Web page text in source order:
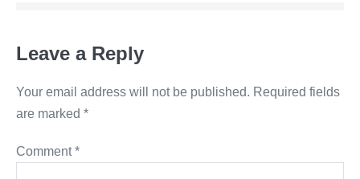
Leave a Reply
Your email address will not be published. Required fields
are marked *
Comment*